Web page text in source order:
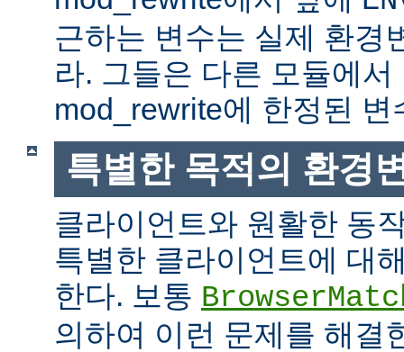
근하는 변수는 실제 환경
라. 그들은 다른 모듈에
mod_rewrite에 한정된 변
특별한 목적의 환경
클라이언트와 원활한 동
특별한 클라이언트에 대
한다. 보통
의하여 이런 문제를 해결